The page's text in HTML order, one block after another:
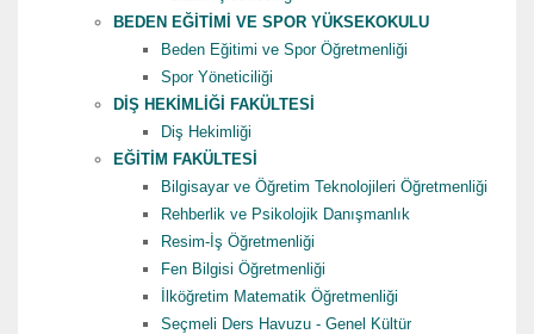
BEDEN EĞİTİMİ VE SPOR YÜKSEKOKULU
Beden Eğitimi ve Spor Öğretmenliği
Spor Yöneticiliği
DİŞ HEKİMLİĞİ FAKÜLTESİ
Diş Hekimliği
EĞİTİM FAKÜLTESİ
Bilgisayar ve Öğretim Teknolojileri Öğretmenliği
Rehberlik ve Psikolojik Danışmanlık
Resim-İş Öğretmenliği
Fen Bilgisi Öğretmenliği
İlköğretim Matematik Öğretmenliği
Seçmeli Ders Havuzu - Genel Kültür